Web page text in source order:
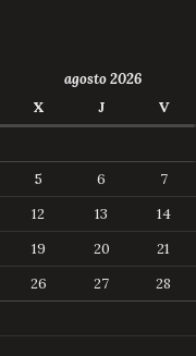
agosto 2026
X J V
5 6 7
12 13 14
19 20 21
26 27 28